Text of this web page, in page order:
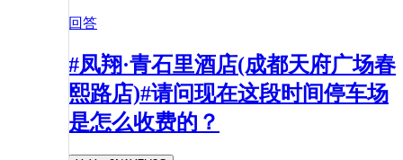
回答
#凤翔·青石里酒店(成都天府广场春
熙路店)#请问现在这段时间停车场
是怎么收费的？